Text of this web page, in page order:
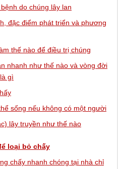
do chúng lây lan
đặc điểm phát triển và phương
thế nào để điều trị chúng
nhanh như thế nào và vòng đời
gì
sống nếu không có một người
lây truyền như thế nào
loại bỏ chấy
chấy nhanh chóng tại nhà chỉ